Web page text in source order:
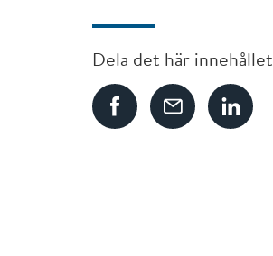
Dela det här innehållet